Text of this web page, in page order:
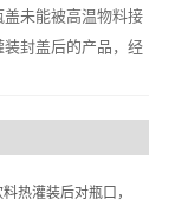
未能被高温物料接
封盖后的产品，经
，传达速度可无级
热灌装后对瓶口，